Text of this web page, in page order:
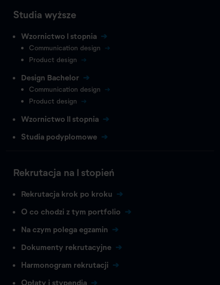
Studia wyższe
Wzornictwo I stopnia
Communication design
Product design
Design Bachelor
Communication design
Product design
Wzornictwo II stopnia
Studia podyplomowe
Rekrutacja na I stopień
Rekrutacja krok po kroku
O co chodzi z tym portfolio
Na czym polega egzamin
Dokumenty rekrutacyjne
Harmonogram rekrutacji
Opłaty i stypendia